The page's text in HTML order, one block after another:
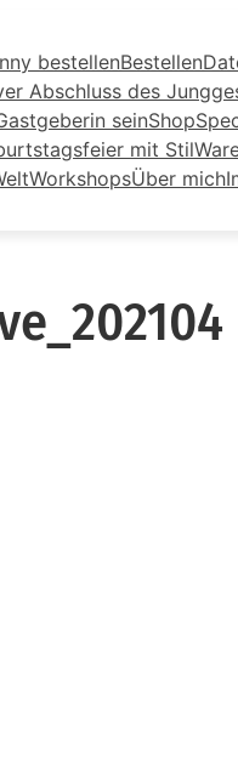
bestellenBestellen
Abschluss des
seinShop
mit Stil
WorkshopsÜber mich